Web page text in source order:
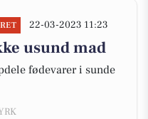
22-03-2023 11:23
usund mad
fødevarer i sunde